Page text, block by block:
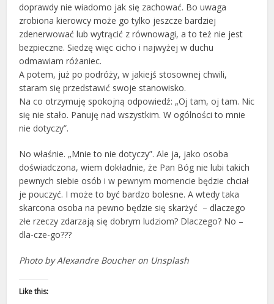
doprawdy nie wiadomo jak się zachować. Bo uwaga
zrobiona kierowcy może go tylko jeszcze bardziej
zdenerwować lub wytrącić z równowagi, a to też nie jest
bezpieczne. Siedzę więc cicho i najwyżej w duchu
odmawiam różaniec.
A potem, już po podróży, w jakiejś stosownej chwili,
staram się przedstawić swoje stanowisko.
Na co otrzymuję spokojną odpowiedź: „Oj tam, oj tam. Nic
się nie stało. Panuję nad wszystkim. W ogólności to mnie
nie dotyczy”.
No właśnie. „Mnie to nie dotyczy”. Ale ja, jako osoba
doświadczona, wiem dokładnie, że Pan Bóg nie lubi takich
pewnych siebie osób i w pewnym momencie będzie chciał
je pouczyć. I może to być bardzo bolesne. A wtedy taka
skarcona osoba na pewno będzie się skarżyć – dlaczego
złe rzeczy zdarzają się dobrym ludziom? Dlaczego? No –
dla-cze-go???
Photo by Alexandre Boucher on Unsplash
Like this: